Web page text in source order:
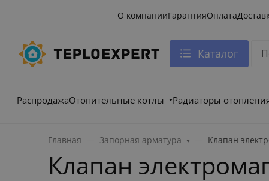
О компанииГарантияОплата
Каталог
РаспродажаОтопительные котлы Радиаторы
Главная Запорная арматура Клапан
Клапан